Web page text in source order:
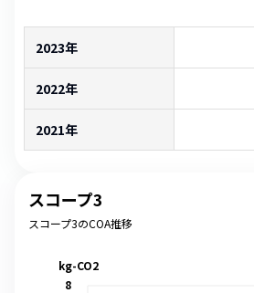
2023年
2022年
2021年
スコープ3
スコープ3のCOA推移
8
kg-CO2